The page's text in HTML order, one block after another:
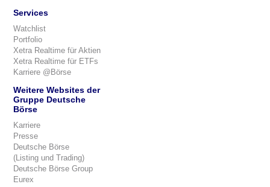
Services
Watchlist
Portfolio
Xetra Realtime für Aktien
Xetra Realtime für ETFs
Karriere @Börse
Weitere Websites der
Gruppe Deutsche
Börse
Karriere
Presse
Deutsche Börse
(Listing und Trading)
Deutsche Börse Group
Eurex